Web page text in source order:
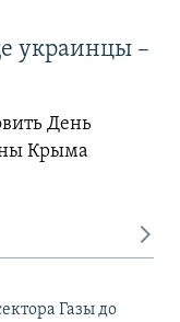
украинцы –
День
Крыма
Газы до